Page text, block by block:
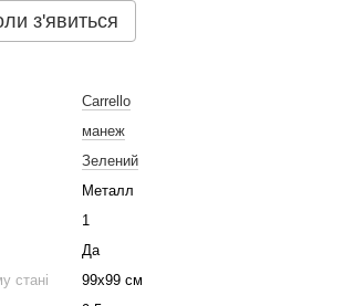
з'явиться
Carrello
манеж
Зелений
Металл
1
Да
стані
99х99 см